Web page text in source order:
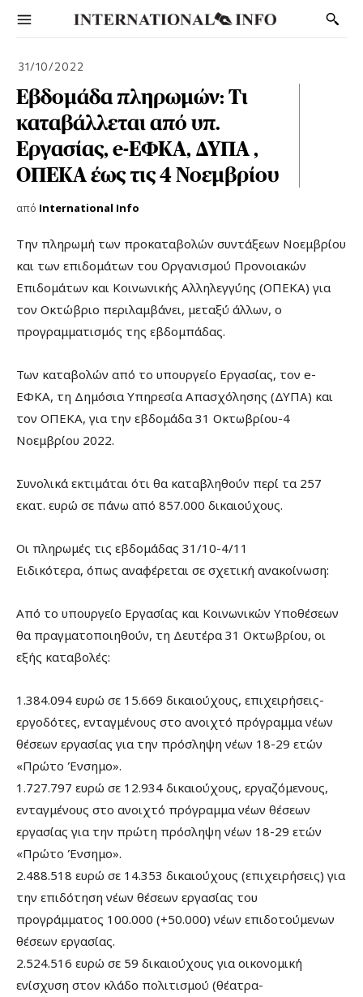
31/10/2022
Εβδομάδα πληρωμών: Τι
καταβάλλεται από υπ.
Εργασίας, e-ΕΦΚΑ, ΔΥΠΑ ,
ΟΠΕΚΑ έως τις 4 Νοεμβρίου
από International Info
Την πληρωμή των προκαταβολών συντάξεων Νοεμβρίου
και των επιδομάτων του Οργανισμού Προνοιακών
Επιδομάτων και Κοινωνικής Αλληλεγγύης (ΟΠΕΚΑ) για
τον Οκτώβριο περιλαμβάνει, μεταξύ άλλων, ο
προγραμματισμός της εβδομπάδας.
Των καταβολών από το υπουργείο Εργασίας, τον e-
ΕΦΚΑ, τη Δημόσια Υπηρεσία Απασχόλησης (ΔΥΠΑ) και
τον ΟΠΕΚΑ, για την εβδομάδα 31 Οκτωβρίου-4
Νοεμβρίου 2022.
Συνολικά εκτιμάται ότι θα καταβληθούν περί τα 257
εκατ. ευρώ σε πάνω από 857.000 δικαιούχους.
Οι πληρωμές τις εβδομάδας 31/10-4/11
Ειδικότερα, όπως αναφέρεται σε σχετική ανακοίνωση:
Από το υπουργείο Εργασίας και Κοινωνικών Υποθέσεων
θα πραγματοποιηθούν, τη Δευτέρα 31 Οκτωβρίου, οι
εξής καταβολές:
1.384.094 ευρώ σε 15.669 δικαιούχους, επιχειρήσεις-
εργοδότες, ενταγμένους στο ανοιχτό πρόγραμμα νέων
θέσεων εργασίας για την πρόσληψη νέων 18-29 ετών
«Πρώτο Ένσημο».
1.727.797 ευρώ σε 12.934 δικαιούχους, εργαζόμενους,
ενταγμένους στο ανοιχτό πρόγραμμα νέων θέσεων
εργασίας για την πρώτη πρόσληψη νέων 18-29 ετών
«Πρώτο Ένσημο».
2.488.518 ευρώ σε 14.353 δικαιούχους (επιχειρήσεις) για
την επιδότηση νέων θέσεων εργασίας του
προγράμματος 100.000 (+50.000) νέων επιδοτούμενων
θέσεων εργασίας.
2.524.516 ευρώ σε 59 δικαιούχους για οικονομική
ενίσχυση στον κλάδο πολιτισμού (θέατρα-